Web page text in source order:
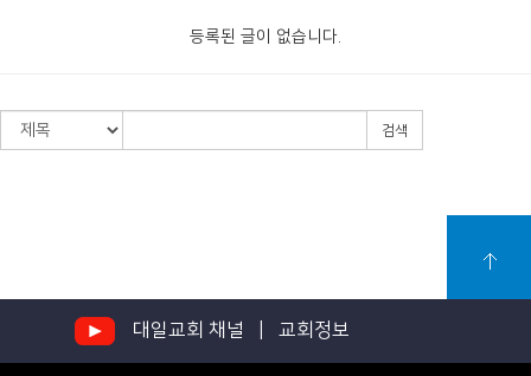
등록된 글이 없습니다.
검색
대일교회 채널 | 교회정보